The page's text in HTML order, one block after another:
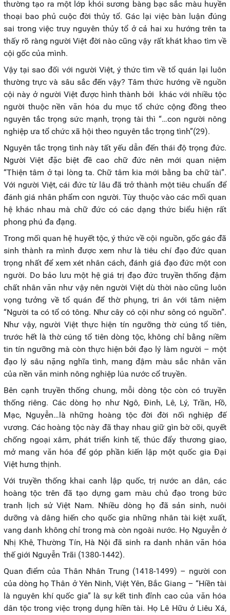
thường tạo ra một lớp khói sương bàng bạc sắc màu huyền
thoại bao phủ cuộc đời thủy tổ. Gác lại việc bàn luận đúng
sai trong việc truy nguyên thủy tổ ở cả hai xu hướng trên ta
thấy rõ ràng người Việt đời nào cũng vậy rất khát khao tìm về
cội gốc của mình.
Vậy tại sao đối với người Việt, ý thức tìm về tổ quán lại luôn
thường trực và sâu sắc đến vậy? Tâm thức hướng về nguồn
cội này ở người Việt được hình thành bởi khác với nhiều tộc
người thuộc nền văn hóa du mục tổ chức cộng đồng theo
nguyên tắc trọng sức mạnh, trọng tài thì “…con người nông
nghiệp ưa tổ chức xã hội theo nguyên tắc trọng tình”(29).
Nguyên tắc trọng tình này tất yếu dẫn đến thái độ trọng đức.
Người Việt đặc biệt đề cao chữ đức nên mới quan niệm
“Thiện tâm ở tại lòng ta. Chữ tâm kia mới bằng ba chữ tài”.
Với người Việt, cái đức từ lâu đã trở thành một tiêu chuẩn để
đánh giá nhân phẩm con người. Tùy thuộc vào các mối quan
hệ khác nhau mà chữ đức có các dạng thức biểu hiện rất
phong phú đa đạng.
Trong mối quan hệ huyết tộc, ý thức về cội nguồn, gốc gác đã
sinh thành ra mình được xem như là tiêu chí đạo đức quan
trọng nhất để xem xét nhân cách, đánh giá đạo đức một con
người. Do bảo lưu một hệ giá trị đạo đức truyền thống đậm
chất nhân văn như vậy nên người Việt dù thời nào cũng luôn
vọng tưởng về tổ quán để thờ phụng, tri ân với tâm niệm
“Người ta có tổ có tông. Như cây có cội như sông có nguồn”.
Như vậy, người Việt thực hiện tín ngưỡng thờ cúng tổ tiên,
trước hết là thờ cúng tổ tiên dòng tộc, không chỉ bằng niềm
tin tín ngưỡng mà còn thực hiện bởi đạo lý làm người – một
đạo lý sâu nặng nghĩa tình, mang đậm màu sắc nhân văn
của nền văn minh nông nghiệp lúa nước cổ truyền.
Bên cạnh truyền thống chung, mỗi dòng tộc còn có truyền
thống riêng. Các dòng họ như Ngô, Đinh, Lê, Lý, Trần, Hồ,
Mạc, Nguyễn…là những hoàng tộc đời đời nối nghiệp đế
vương. Các hoàng tộc này đã thay nhau giữ gìn bờ cõi, quyết
chống ngoại xâm, phát triển kinh tế, thúc đẩy thương giao,
mở mang văn hóa để góp phần kiến lập một quốc gia Đại
Việt hưng thịnh.
Với truyền thống khai canh lập quốc, trị nước an dân, các
hoàng tộc trên đã tạo dựng gam màu chủ đạo trong bức
tranh lịch sử Việt Nam. Nhiều dòng họ đã sản sinh, nuôi
dưỡng và dâng hiến cho quốc gia những nhân tài kiệt xuất,
vang danh không chỉ trong mà còn ngoài nước. Họ Nguyễn ở
Nhị Khê, Thường Tín, Hà Nội đã sinh ra danh nhân văn hóa
thế giới Nguyễn Trãi (1380-1442).
Quan điểm của Thân Nhân Trung (1418-1499) – người con
của dòng họ Thân ở Yên Ninh, Việt Yên, Bắc Giang – “Hiền tài
là nguyên khí quốc gia” là sự kết tinh đỉnh cao của văn hóa
dân tộc trong việc trọng dụng hiền tài. Họ Lê Hữu ở Liêu Xá,